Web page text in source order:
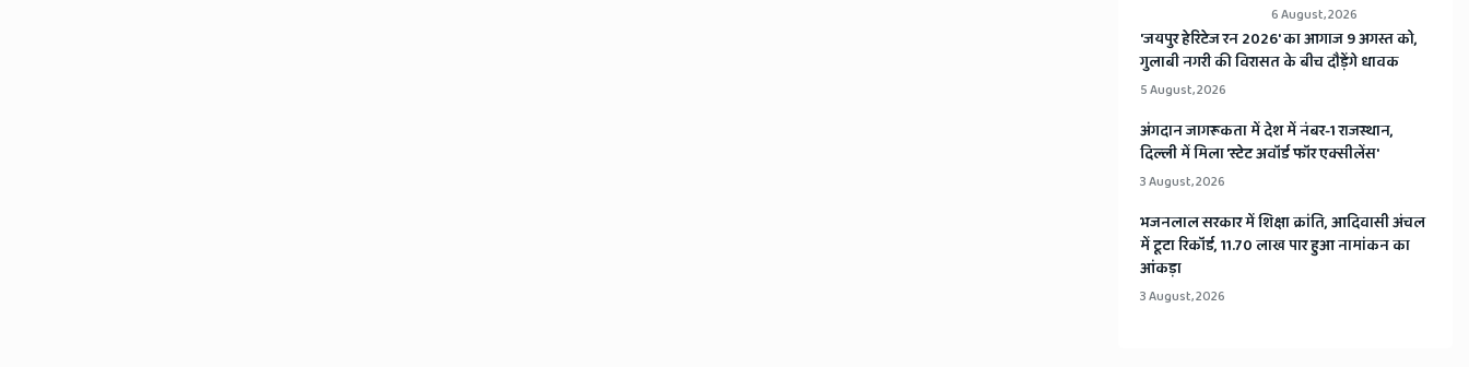
6 August, 2026
​'जयपुर हेरिटेज रन 2026' का आगाज 9 अगस्त को,
गुलाबी नगरी की विरासत के बीच दौड़ेंगे धावक
5 August, 2026
अंगदान जागरूकता में देश में नंबर-1 राजस्थान,
दिल्ली में मिला 'स्टेट अवॉर्ड फॉर एक्सीलेंस'
3 August, 2026
भजनलाल सरकार में शिक्षा क्रांति, आदिवासी अंचल
में टूटा रिकॉर्ड, 11.70 लाख पार हुआ नामांकन का
आंकड़ा
3 August, 2026